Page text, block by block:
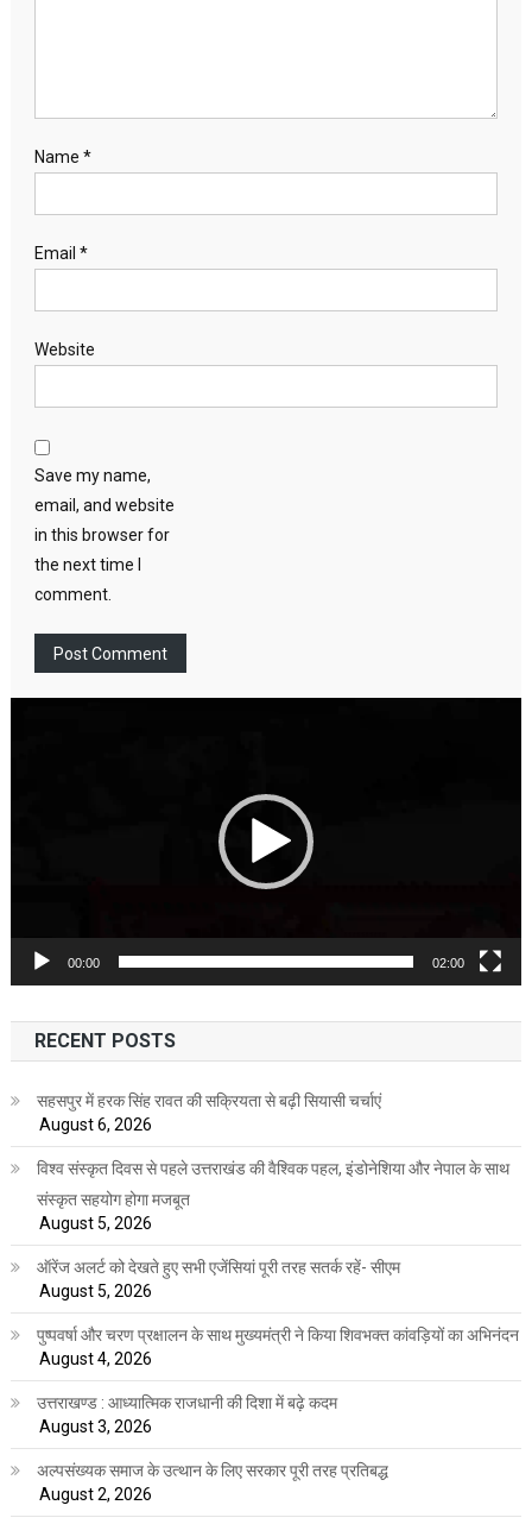
Name *
Email *
Website
Save my name,
email, and website
in this browser for
the next time I
comment.
00:00 02:00
RECENT POSTS
सहसपुर में हरक सिंह रावत की सक्रियता से बढ़ी सियासी चर्चाएं
August 6, 2026
विश्व संस्कृत दिवस से पहले उत्तराखंड की वैश्विक पहल, इंडोनेशिया और नेपाल के साथ
संस्कृत सहयोग होगा मजबूत
August 5, 2026
ऑरेंज अलर्ट को देखते हुए सभी एजेंसियां पूरी तरह सतर्क रहें- सीएम
August 5, 2026
पुष्पवर्षा और चरण प्रक्षालन के साथ मुख्यमंत्री ने किया शिवभक्त कांवड़ियों का अभिनंदन
August 4, 2026
उत्तराखण्ड : आध्यात्मिक राजधानी की दिशा में बढ़े कदम
August 3, 2026
अल्पसंख्यक समाज के उत्थान के लिए सरकार पूरी तरह प्रतिबद्ध
August 2, 2026